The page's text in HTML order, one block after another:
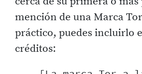
mención de una Marca
práctico, puedes incluirlo
créditos: